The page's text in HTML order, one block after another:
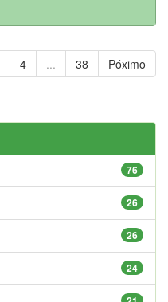
4 ... 38 Póximo
76
26
26
24